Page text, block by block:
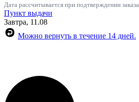
Дата рассчитывается при подтверждении заказа
Пункт выдачи
Завтра, 11.08
Можно вернуть в течение 14 дней.